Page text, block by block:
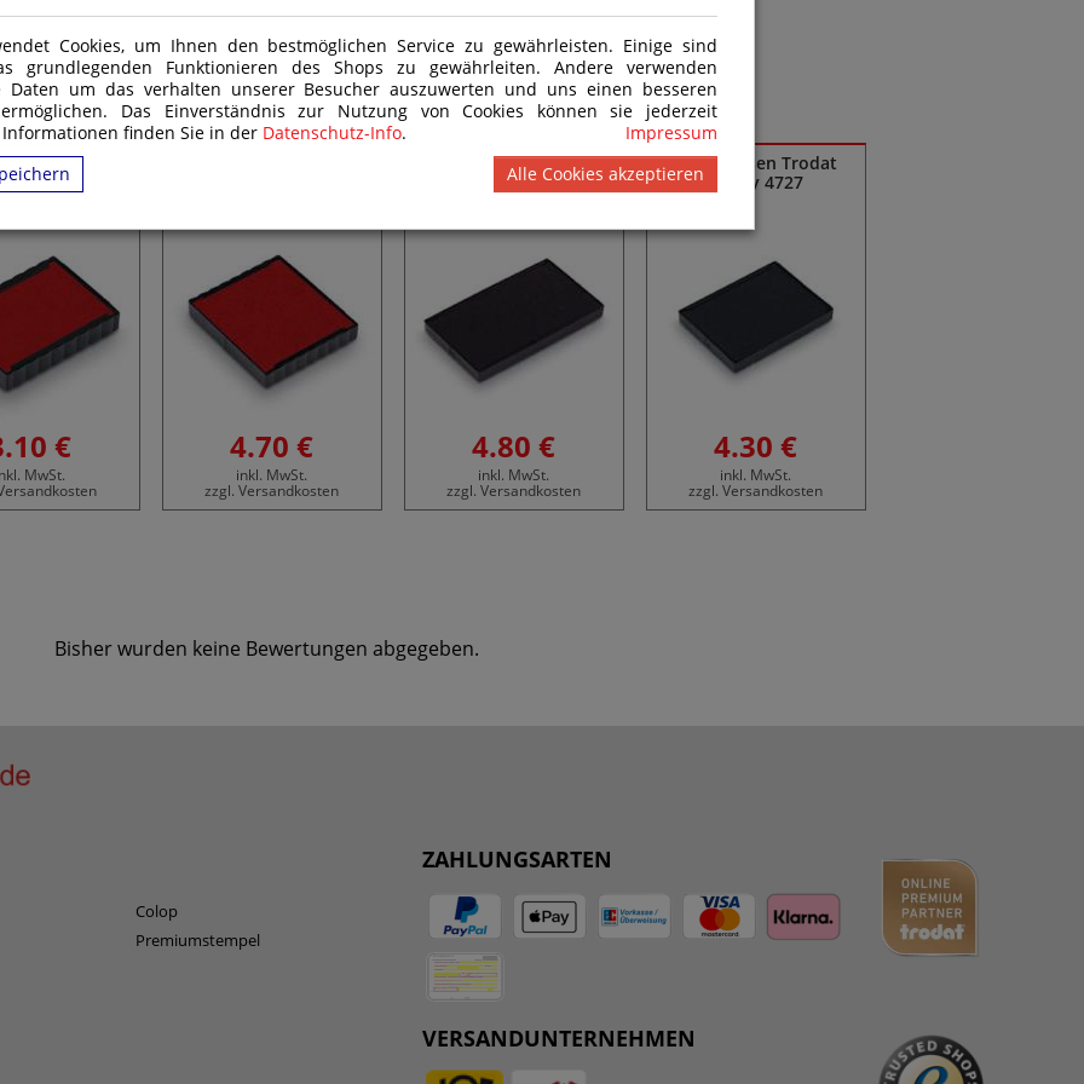
Cookies, um Ihnen den bestmöglichen Service zu gewährleisten. Einige sind
grundlegenden Funktionieren des Shops zu gewährleiten. Andere verwenden
Daten um das verhalten unserer Besucher auszuwerten und uns einen besseren
Das Einverständnis zur Nutzung von Cookies können sie jederzeit
finden Sie in der Datenschutz-Info.
Impressum
Alle Cookies akzeptieren
Trodat
4750L
€
MwSt.
4.70 €
inkl. MwSt.
zzgl. Versandkosten
Ersatzkissen Trodat
Printy 4726
4.80 €
inkl. MwSt.
zzgl. Versandkosten
Ersatzkissen Trodat
Printy 4727
4.30 €
inkl. MwSt.
zzgl. Versandkosten
Bisher wurden keine Bewertungen abgegeben.
Colop
Premiumstempel
ZAHLUNGSARTEN
VERSANDUNTERNEHMEN